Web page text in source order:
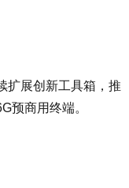
扩展创新工具箱，推
预商用终端。